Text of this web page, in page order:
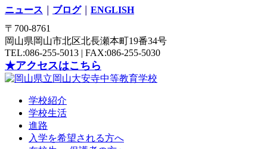
ニュース ブログ｜ ENGLISH
〒700-8761
岡山県岡山市北区北長瀬本町19番34号
TEL:086-255-5013 | FAX:086-255-5030
★アクセスはこちら
学校紹介
学校生活
進路
入学を希望される方へ